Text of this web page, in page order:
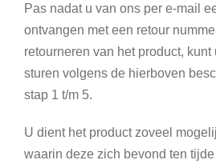
Pas nadat u van ons per e-mail
ontvangen met een retour
retourneren van het product, kunt
sturen volgens de hierboven
stap 1 t/m 5.
U dient het product zoveel
waarin deze zich bevond ten